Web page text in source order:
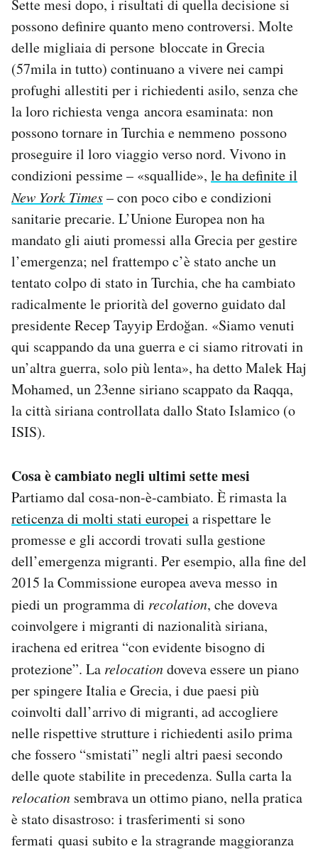
Sette mesi dopo, i risultati di quella decisione si
possono definire quanto meno controversi. Molte
delle migliaia di persone bloccate in Grecia
(57mila in tutto) continuano a vivere nei campi
profughi allestiti per i richiedenti asilo, senza che
la loro richiesta venga ancora esaminata: non
possono tornare in Turchia e nemmeno possono
proseguire il loro viaggio verso nord. Vivono in
condizioni pessime – «squallide», le ha definite il
New York Times– con poco cibo e condizioni
sanitarie precarie. L’Unione Europea non ha
mandato gli aiuti promessi alla Grecia per gestire
l’emergenza; nel frattempo c’è stato anche un
tentato colpo di stato in Turchia, che ha cambiato
radicalmente le priorità del governo guidato dal
presidente Recep Tayyip Erdoğan. «Siamo venuti
qui scappando da una guerra e ci siamo ritrovati in
un’altra guerra, solo più lenta», ha detto Malek Haj
Mohamed, un 23enne siriano scappato da Raqqa,
la città siriana controllata dallo Stato Islamico (o
ISIS).
Cosa è cambiato negli ultimi sette mesi
Partiamo dal cosa-non-è-cambiato. È rimasta la
reticenza di molti stati europei a rispettare le
promesse e gli accordi trovati sulla gestione
dell’emergenza migranti. Per esempio, alla fine del
2015 la Commissione europea aveva messo in
piedi un programma di recolation, che doveva
coinvolgere i migranti di nazionalità siriana,
irachena ed eritrea “con evidente bisogno di
protezione”. La relocationdoveva essere un piano
per spingere Italia e Grecia, i due paesi più
coinvolti dall’arrivo di migranti, ad accogliere
nelle rispettive strutture i richiedenti asilo prima
che fossero “smistati” negli altri paesi secondo
delle quote stabilite in precedenza. Sulla carta la
relocation sembrava un ottimo piano, nella pratica
è stato disastroso: i trasferimenti si sono
fermati quasi subito e la stragrande maggioranza